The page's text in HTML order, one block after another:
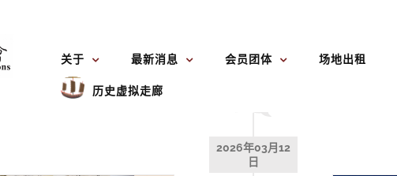
关于
最新消息 会员团体 场地出租
历史虚拟走廊
2026年03月12
日